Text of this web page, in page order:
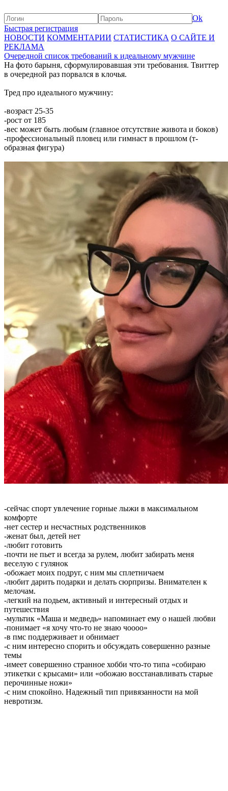
Ok
Быстрая регистрация
НОВОСТИ КОММЕНТАРИИ СТАТИСТИКА О САЙТЕ И
РЕКЛАМА
Очередной список требований к идеальному мужчине
На фото барыня, сформулировавшая эти требования. Твиттер
в очередной раз порвался в клочья.
Тред про идеального мужчину:
-возраст 25-35
-рост от 185
-вес может быть любым (главное отсутствие живота и боков)
-профессиональный пловец или гимнаст в прошлом (т-
образная фигура)
-сейчас спорт увлечение горные лыжи в максимальном
комфорте
-нет сестер и несчастных родственников
-женат был, детей нет
-любит готовить
-почти не пьет и всегда за рулем, любит забирать меня
веселую с гулянок
-обожает моих подруг, с ним мы сплетничаем
-любит дарить подарки и делать сюрпризы. Внимателен к
мелочам.
-легкий на подьем, активный и интересный отдых и
путешествия
-мультик «Маша и медведь» напоминает ему о нашей любви
-понимает «я хочу что-то не знаю чоооо»
-в пмс поддерживает и обнимает
-с ним интересно спорить и обсуждать совершенно разные
темы
-имеет совершенно странное хобби что-то типа «собираю
этикетки с крысами» или «обожаю восстанавливать старые
перочинные ножи»
-с ним спокойно. Надежный тип привязанности на мой
невротизм.